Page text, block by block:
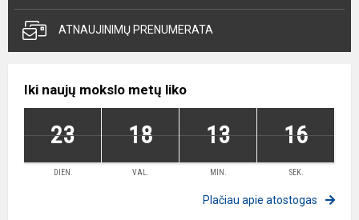
ATNAUJINIMŲ PRENUMERATA
Iki naujų mokslo metų liko
23 18 13 16
DIEN. VAL. MIN. SEK.
Plačiau apie atostogas